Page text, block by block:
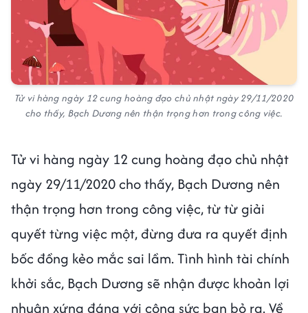
Tử vi hàng ngày 12 cung hoàng đạo chủ nhật ngày 29/11/2020
cho thấy, Bạch Dương nên thận trọng hơn trong công việc.
Tử vi hàng ngày 12 cung hoàng đạo chủ nhật
ngày 29/11/2020 cho thấy, Bạch Dương nên
thận trọng hơn trong công việc, từ từ giải
quyết từng việc một, đừng đưa ra quyết định
bốc đồng kẻo mắc sai lầm. Tình hình tài chính
khởi sắc, Bạch Dương sẽ nhận được khoản lợi
nhuận xứng đáng với công sức bạn bỏ ra. Về